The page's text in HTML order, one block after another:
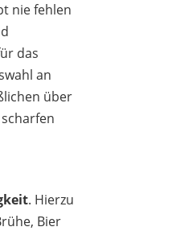
nie fehlen
das
an
über
. Hierzu
Bier